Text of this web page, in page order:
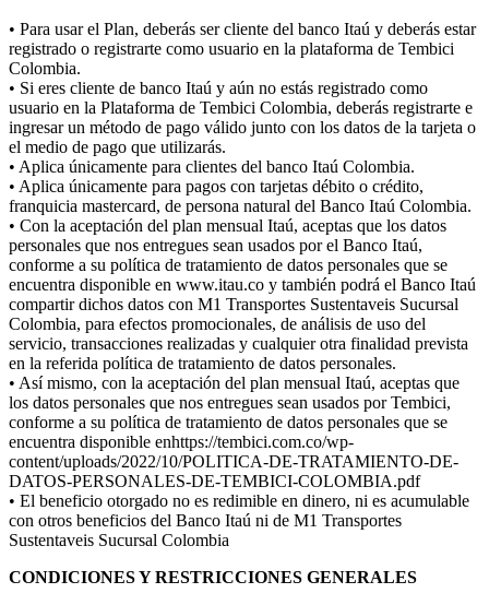
• Para usar el Plan, deberás ser cliente del banco Itaú y deberás estar
registrado o registrarte como usuario en la plataforma de Tembici
Colombia.
• Si eres cliente de banco Itaú y aún no estás registrado como
usuario en la Plataforma de Tembici Colombia, deberás registrarte e
ingresar un método de pago válido junto con los datos de la tarjeta o
el medio de pago que utilizarás.
• Aplica únicamente para clientes del banco Itaú Colombia.
• Aplica únicamente para pagos con tarjetas débito o crédito,
franquicia mastercard, de persona natural del Banco Itaú Colombia.
• Con la aceptación del plan mensual Itaú, aceptas que los datos
personales que nos entregues sean usados por el Banco Itaú,
conforme a su política de tratamiento de datos personales que se
encuentra disponible en www.itau.co y también podrá el Banco Itaú
compartir dichos datos con M1 Transportes Sustentaveis Sucursal
Colombia, para efectos promocionales, de análisis de uso del
servicio, transacciones realizadas y cualquier otra finalidad prevista
en la referida política de tratamiento de datos personales.
• Así mismo, con la aceptación del plan mensual Itaú, aceptas que
los datos personales que nos entregues sean usados por Tembici,
conforme a su política de tratamiento de datos personales que se
encuentra disponible enhttps://tembici.com.co/wp-
content/uploads/2022/10/POLITICA-DE-TRATAMIENTO-DE-
DATOS-PERSONALES-DE-TEMBICI-COLOMBIA.pdf
• El beneficio otorgado no es redimible en dinero, ni es acumulable
con otros beneficios del Banco Itaú ni de M1 Transportes
Sustentaveis Sucursal Colombia
CONDICIONES Y RESTRICCIONES GENERALES